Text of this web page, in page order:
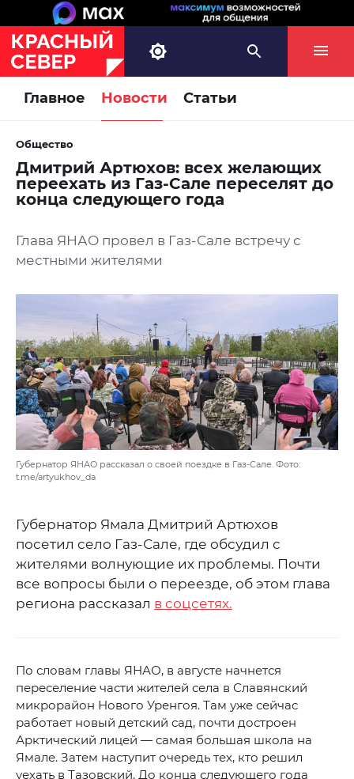
Главное Новости Статьи
Общество
Дмитрий Артюхов: всех желающих
переехать из Газ-Сале переселят до
конца следующего года
Глава ЯНАО провел в Газ-Сале встречу с
местными жителями
Губернатор ЯНАО рассказал о своей поездке в Газ-Сале. Фото:
t.me/artyukhov_da
Губернатор Ямала Дмитрий Артюхов
посетил село Газ-Сале, где обсудил с
жителями волнующие их проблемы. Почти
все вопросы были о переезде, об этом глава
региона рассказал в соцсетях.
По словам главы ЯНАО, в августе начнется
переселение части жителей села в Славянский
микрорайон Нового Уренгоя. Там уже сейчас
работает новый детский сад, почти достроен
Арктический лицей — самая большая школа на
Ямале. Затем наступит очередь тех, кто решил
уехать в Тазовский. До конца следующего года